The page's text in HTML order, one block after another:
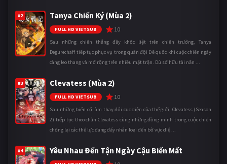
#2 Tanya Chiến Ký (Mùa 2)
FULL HD VIETSUB 10
Sau những chiến thắng đầy khốc liệt trên chiến trường, Tanya
Degurechaff tiếp tục phục vụ trong quân đội Đế quốc khi cuộc chiến ngày
càng leo thang và mở rộng trên nhiều mặt trận. Dù sở hữu tài năn ...
#3 Clevatess (Mùa 2)
FULL HD VIETSUB 10
Sau những biến cố làm thay đổi cục diện của thế giới, Clevatess (Season
2) tiếp tục theo chân Clevatess cùng những đồng minh trong cuộc chiến
chống lại các thế lực đang đẩy nhân loại đến bờ vực diệ ...
#4 Yêu Nhau Đến Tận Ngày Cậu Biến Mất